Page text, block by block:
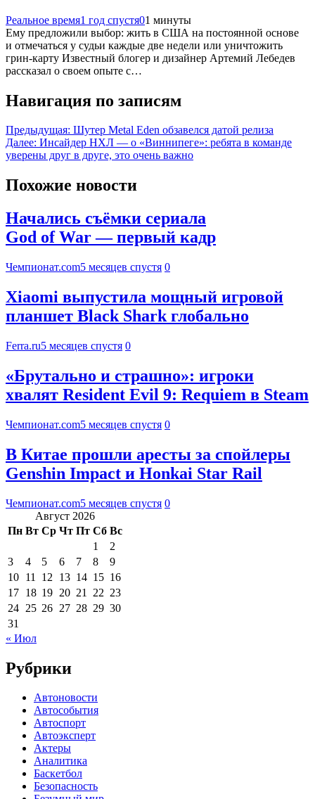
Реальное время1 год спустя01 минуты
Ему предложили выбор: жить в США на постоянной основе
и отмечаться у судьи каждые две недели или уничтожить
грин-карту Известный блогер и дизайнер Артемий Лебедев
рассказал о своем опыте с…
Навигация по записям
Предыдущая: Шутер Metal Eden обзавелся датой релиза
Далее: Инсайдер НХЛ — о «Виннипеге»: ребята в команде
уверены друг в друге, это очень важно
Похожие новости
Начались съёмки сериала
God of War — первый кадр
Чемпионат.com5 месяцев спустя 0
Xiaomi выпустила мощный игровой
планшет Black Shark глобально
Ferra.ru5 месяцев спустя 0
«Брутально и страшно»: игроки
хвалят Resident Evil 9: Requiem в Steam
Чемпионат.com5 месяцев спустя 0
В Китае прошли аресты за спойлеры
Genshin Impact и Honkai Star Rail
Чемпионат.com5 месяцев спустя 0
Август 2026
Пн Вт Ср Чт Пт Сб Вс
1
2
3
4 5 6 7 8
9
10 11 12 13 14 15 16
17 18 19 20 21 22 23
24 25 26 27 28 29 30
31
« Июл
Рубрики
Автоновости
Автособытия
Автоспорт
Автоэксперт
Актеры
Аналитика
Баскетбол
Безопасность